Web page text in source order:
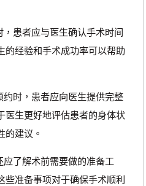
患者应与医生确认手术时间
的经验和手术成功率可以帮助
时，患者应向医生提供完整
医生更好地评估患者的身体状
的建议。
了解术前需要做的准备工
准备事项对于确保手术顺利